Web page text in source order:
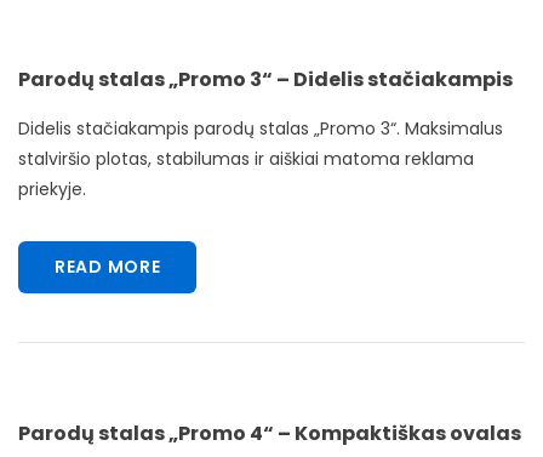
Parodų stalas „Promo 3“ – Didelis stačiakampis
Didelis stačiakampis parodų stalas „Promo 3“. Maksimalus
stalviršio plotas, stabilumas ir aiškiai matoma reklama
priekyje.
READ MORE
Parodų stalas „Promo 4“ – Kompaktiškas ovalas